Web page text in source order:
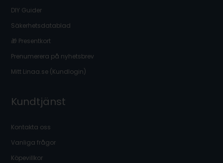
DIY Guider
Säkerhetsdatablad
🎁 Presentkort
Prenumerera på nyhetsbrev
Mitt Linaa.se (Kundlogin)
Kundtjänst
Kontakta oss
Vanliga frågor
Köpevillkor